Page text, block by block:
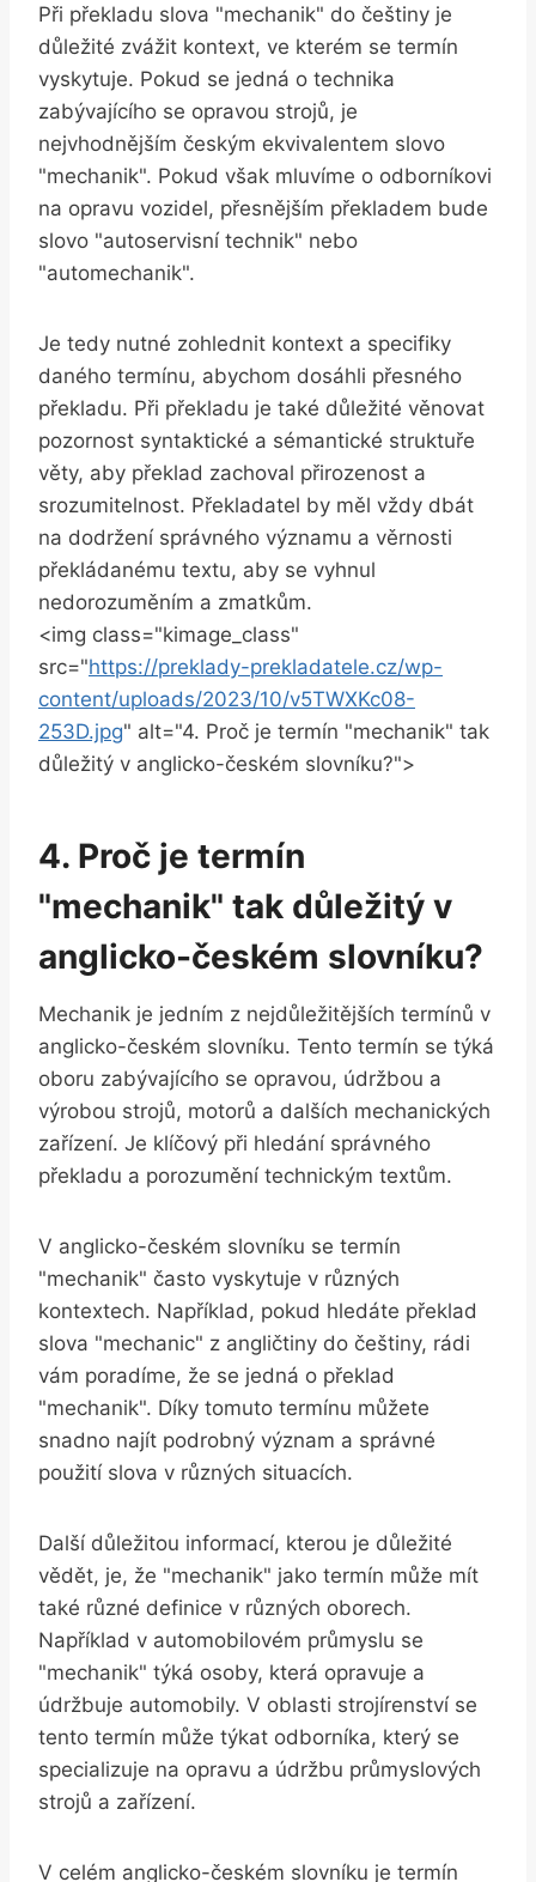
Při překladu slova "mechanik" do češtiny je
důležité zvážit kontext, ve kterém se termín
vyskytuje. Pokud se jedná o technika
zabývajícího se opravou strojů, je
nejvhodnějším českým ekvivalentem slovo
"mechanik". Pokud však mluvíme o odborníkovi
na opravu vozidel, přesnějším překladem bude
slovo "autoservisní technik" nebo
"automechanik".
Je tedy nutné zohlednit kontext a specifiky
daného termínu, abychom dosáhli přesného
překladu. Při překladu je také důležité věnovat
pozornost syntaktické a sémantické struktuře
věty, aby překlad zachoval přirozenost a
srozumitelnost. Překladatel by měl vždy dbát
na dodržení správného významu a věrnosti
překládanému textu, aby se vyhnul
nedorozuměním a zmatkům.
<img class="kimage_class"
src="https://preklady-prekladatele.cz/wp-
content/uploads/2023/10/v5TWXKc08-
253D.jpg" alt="4. Proč je termín "mechanik" tak
důležitý v anglicko-českém slovníku?">
4. Proč je termín
"mechanik" tak důležitý v
anglicko-českém slovníku?
Mechanik je jedním z nejdůležitějších termínů v
anglicko-českém slovníku. Tento termín se týká
oboru zabývajícího se opravou, údržbou a
výrobou strojů, motorů a dalších mechanických
zařízení. Je klíčový při hledání správného
překladu a porozumění technickým textům.
V anglicko-českém slovníku se termín
"mechanik" často vyskytuje v různých
kontextech. Například, pokud hledáte překlad
slova "mechanic" z angličtiny do češtiny, rádi
vám poradíme, že se jedná o překlad
"mechanik". Díky tomuto termínu můžete
snadno najít podrobný význam a správné
použití slova v různých situacích.
Další důležitou informací, kterou je důležité
vědět, je, že "mechanik" jako termín může mít
také různé definice v různých oborech.
Například v automobilovém průmyslu se
"mechanik" týká osoby, která opravuje a
údržbuje automobily. V oblasti strojírenství se
tento termín může týkat odborníka, který se
specializuje na opravu a údržbu průmyslových
strojů a zařízení.
V celém anglicko-českém slovníku je termín